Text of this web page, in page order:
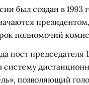
был создан в 1993
полномочий
пост
систему
позволяющий